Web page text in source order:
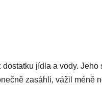
jídla a vody. Jeho
zasáhli, vážil méně